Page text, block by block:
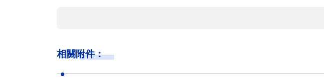
相關附件：